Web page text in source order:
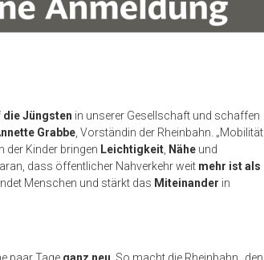
Jüngsten in unserer Gesellschaft und schaffen
Grabbe , Vorständin der Rheinbahn. „Mobilität
der Kinder bringen Leichtigkeit Nähe und
dass öffentlicher Nahverkehr weit mehr ist als
Menschen und stärkt das Miteinander in
paar Tage ganz neu . So macht die Rheinbahn „den